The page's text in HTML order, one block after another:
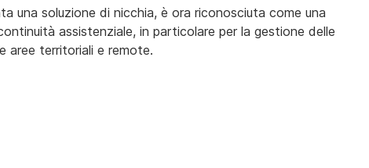
una soluzione di nicchia, è ora riconosciuta come una
assistenziale, in particolare per la gestione delle
aree territoriali e remote.